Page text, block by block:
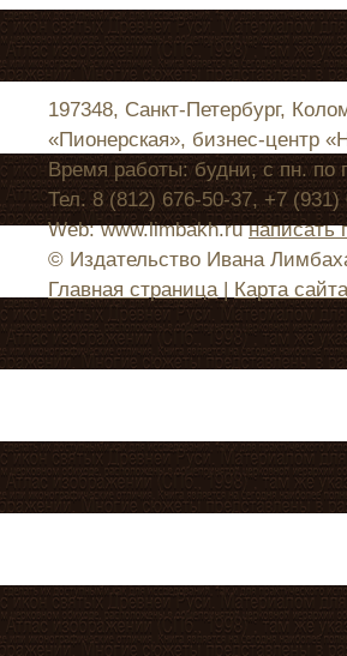
197348, Санкт-Петербург,
«Пионерская», бизнес-центр
Время работы: будни, с пн. по
Тел. 8 (812) 676-50-37, +7 (931)
Web: www.limbakh.ruнаписать
© Издательство Ивана
Главная страница| Карта сайта